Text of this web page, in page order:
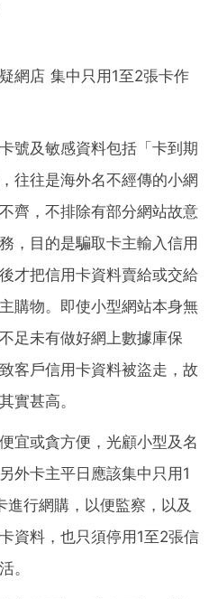
網店 集中只用1至2張卡作
號及敏感資料包括「卡到期
往往是海外名不經傳的小網
齊，不排除有部分網站故意
，目的是騙取卡主輸入信用
才把信用卡資料賣給或交給
購物。即使小型網站本身無
足未有做好網上數據庫保
客戶信用卡資料被盜走，故
實甚高。
宜或貪方便，光顧小型及名
外卡主平日應該集中只用1
行網購，以便監察，以及
資料，也只須停用1至2張信
。